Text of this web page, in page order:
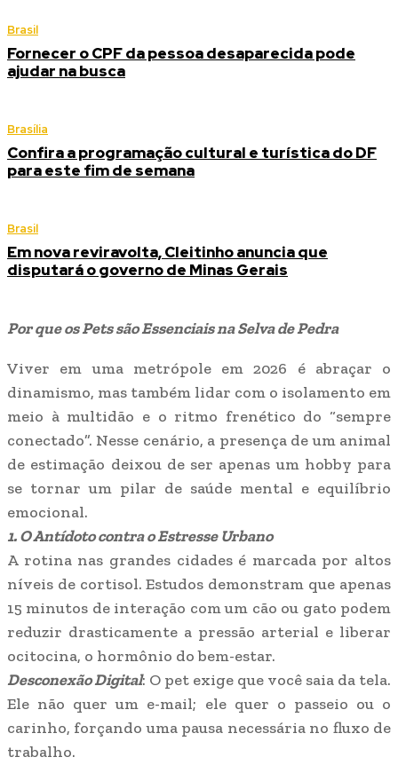
Brasil
Fornecer o CPF da pessoa desaparecida pode
ajudar na busca
Brasília
Confira a programação cultural e turística do DF
para este fim de semana
Brasil
Em nova reviravolta, Cleitinho anuncia que
disputará o governo de Minas Gerais
Por que os Pets são Essenciais na Selva de Pedra
​Viver em uma metrópole em 2026 é abraçar o
dinamismo, mas também lidar com o isolamento em
meio à multidão e o ritmo frenético do “sempre
conectado”. Nesse cenário, a presença de um animal
de estimação deixou de ser apenas um hobby para
se tornar um pilar de saúde mental e equilíbrio
emocional.
1. O Antídoto contra o Estresse Urbano
​A rotina nas grandes cidades é marcada por altos
níveis de cortisol. Estudos demonstram que apenas
15 minutos de interação com um cão ou gato podem
reduzir drasticamente a pressão arterial e liberar
ocitocina, o hormônio do bem-estar.
​Desconexão Digital: O pet exige que você saia da tela.
Ele não quer um e-mail; ele quer o passeio ou o
carinho, forçando uma pausa necessária no fluxo de
trabalho.